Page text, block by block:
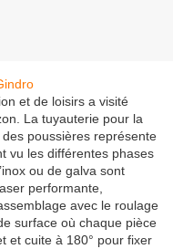
et de loisirs a visité
La tuyauterie pour la
poussières représente
vu les différentes phases
ou de galva sont
performante,
avec le roulage
surface où chaque pièce
et cuite à 180° pour fixer